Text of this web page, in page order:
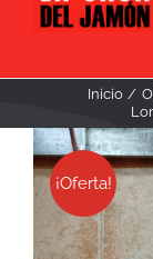
Inicio
¡Oferta!